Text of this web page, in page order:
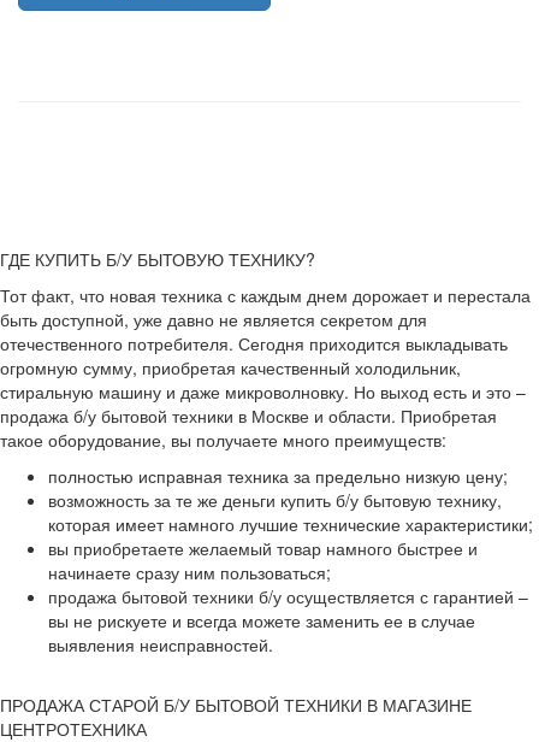
ГДЕ КУПИТЬ Б/У БЫТОВУЮ ТЕХНИКУ?
Тот факт, что новая техника с каждым днем дорожает и перестала
быть доступной, уже давно не является секретом для
отечественного потребителя. Сегодня приходится выкладывать
огромную сумму, приобретая качественный холодильник,
стиральную машину и даже микроволновку. Но выход есть и это –
продажа б/у бытовой техники в Москве и области. Приобретая
такое оборудование, вы получаете много преимуществ:
полностью исправная техника за предельно низкую цену;
возможность за те же деньги купить б/у бытовую технику,
которая имеет намного лучшие технические характеристики;
вы приобретаете желаемый товар намного быстрее и
начинаете сразу ним пользоваться;
продажа бытовой техники б/у осуществляется с гарантией –
вы не рискуете и всегда можете заменить ее в случае
выявления неисправностей.
ПРОДАЖА СТАРОЙ Б/У БЫТОВОЙ ТЕХНИКИ В МАГАЗИНЕ
ЦЕНТРОТЕХНИКА